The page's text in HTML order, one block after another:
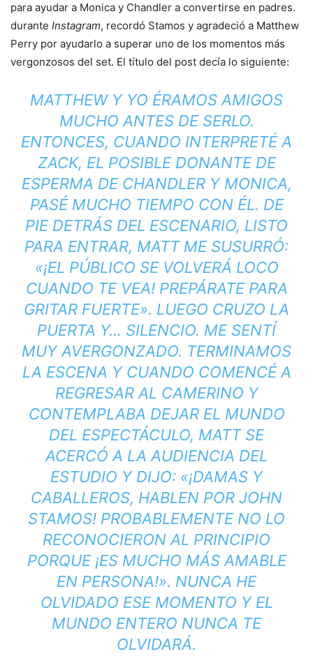
para ayudar a Monica y Chandler a convertirse en padres.
durante Instagram, recordó Stamos y agradeció a Matthew
Perry por ayudarlo a superar uno de los momentos más
vergonzosos del set. El título del post decía lo siguiente:
MATTHEW Y YO ÉRAMOS AMIGOS
MUCHO ANTES DE SERLO.
ENTONCES, CUANDO INTERPRETÉ A
ZACK, EL POSIBLE DONANTE DE
ESPERMA DE CHANDLER Y MONICA,
PASÉ MUCHO TIEMPO CON ÉL. DE
PIE DETRÁS DEL ESCENARIO, LISTO
PARA ENTRAR, MATT ME SUSURRÓ:
«¡EL PÚBLICO SE VOLVERÁ LOCO
CUANDO TE VEA! PREPÁRATE PARA
GRITAR FUERTE». LUEGO CRUZO LA
PUERTA Y… SILENCIO. ME SENTÍ
MUY AVERGONZADO. TERMINAMOS
LA ESCENA Y CUANDO COMENCÉ A
REGRESAR AL CAMERINO Y
CONTEMPLABA DEJAR EL MUNDO
DEL ESPECTÁCULO, MATT SE
ACERCÓ A LA AUDIENCIA DEL
ESTUDIO Y DIJO: «¡DAMAS Y
CABALLEROS, HABLEN POR JOHN
STAMOS! PROBABLEMENTE NO LO
RECONOCIERON AL PRINCIPIO
PORQUE ¡ES MUCHO MÁS AMABLE
EN PERSONA!». NUNCA HE
OLVIDADO ESE MOMENTO Y EL
MUNDO ENTERO NUNCA TE
OLVIDARÁ.